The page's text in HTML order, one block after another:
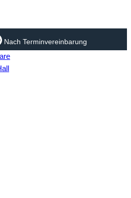
Nach Terminvereinbarung